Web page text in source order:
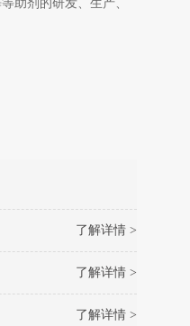
助剂的研发、生产、
了解详情 >
了解详情 >
了解详情 >